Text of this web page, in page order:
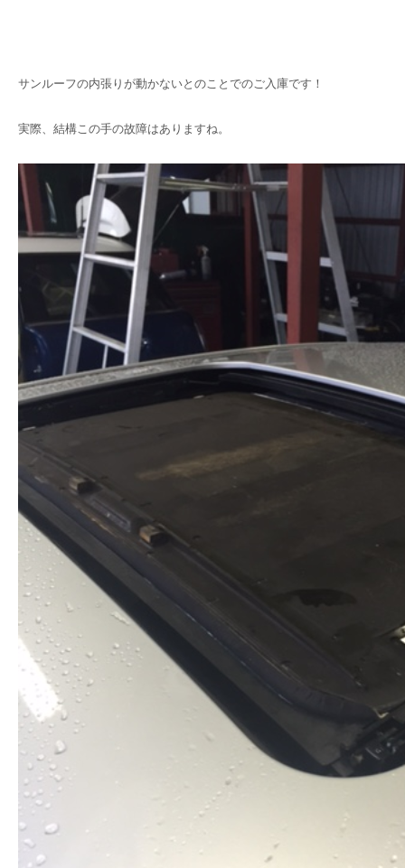
サンルーフの内張りが動かないとのことでのご入庫です！
実際、結構この手の故障はありますね。